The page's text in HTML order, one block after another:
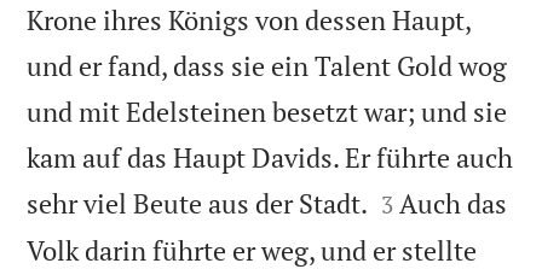
Krone ihres Königs von dessen Haupt,
und er fand, dass sie ein Talent Gold wog
und mit Edelsteinen besetzt war; und sie
kam auf das Haupt Davids. Er führte auch
sehr viel Beute aus der Stadt. 

3 Auch das
Volk darin führte er weg, und er stellte